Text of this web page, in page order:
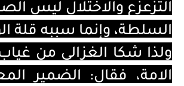
التزعزع والاختلال ليس
السلطة، وإنما سببه قلة
ولذا شكا الغزالي من
الامة، فقال: الضمير